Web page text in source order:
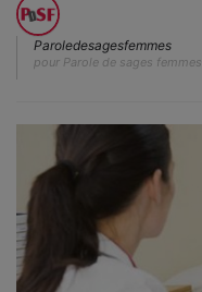
Paroledesagesfemmes
pour Parole de sages femmes